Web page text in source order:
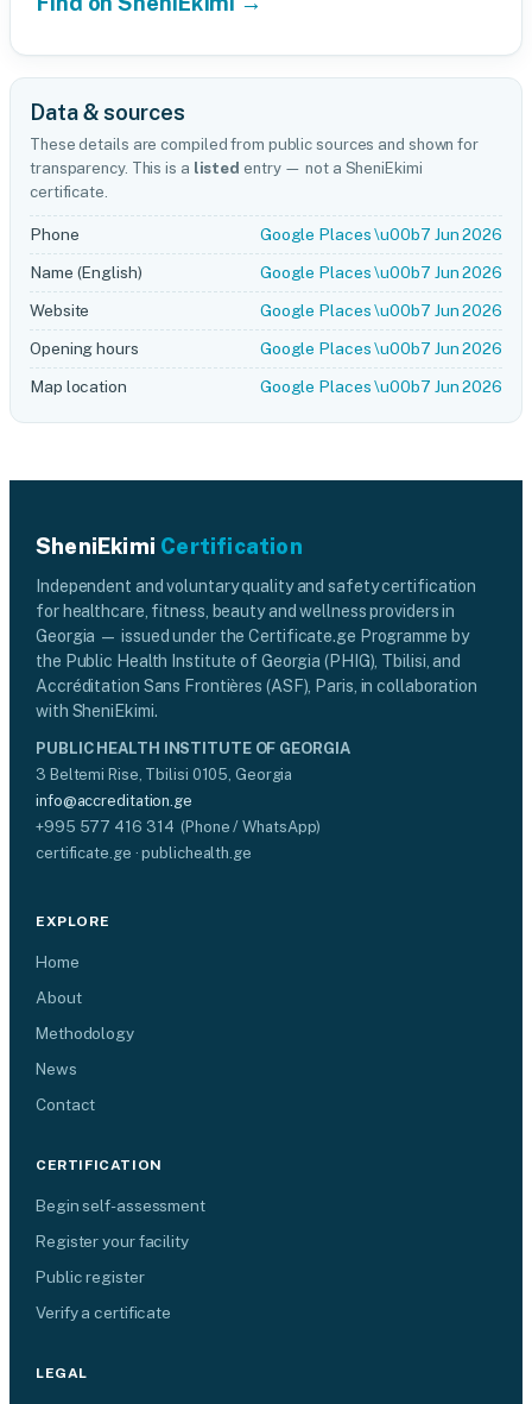
Data & sources
These details are compiled from public sources and shown for
transparency. This is a listed entry — not a SheniEkimi
certificate.
Phone
Google Places \u00b7 Jun 2026
Name (English)
Google Places \u00b7 Jun 2026
Website
Google Places \u00b7 Jun 2026
Opening hours
Google Places \u00b7 Jun 2026
Map location
Google Places \u00b7 Jun 2026
SheniEkimi Certification
Independent and voluntary quality and safety certification
for healthcare, fitness, beauty and wellness providers in
Georgia — issued under the Certificate.ge Programme by
the Public Health Institute of Georgia (PHIG), Tbilisi, and
Accréditation Sans Frontières (ASF), Paris, in collaboration
with SheniEkimi.
PUBLIC HEALTH INSTITUTE OF GEORGIA
3 Beltemi Rise, Tbilisi 0105, Georgia
info@accreditation.ge
+995 577 416 314 (Phone / WhatsApp)
certificate.ge · publichealth.ge
EXPLORE
Home
About
Methodology
News
Contact
CERTIFICATION
Begin self-assessment
Register your facility
Public register
Verify a certificate
LEGAL